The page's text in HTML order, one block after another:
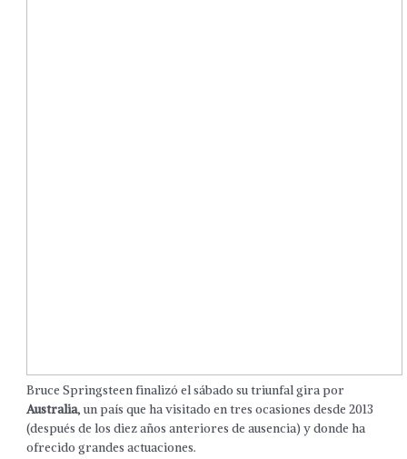
Bruce Springsteen finalizó el sábado su triunfal gira por
Australia, un país que ha visitado en tres ocasiones desde 2013
(después de los diez años anteriores de ausencia) y donde ha
ofrecido grandes actuaciones.